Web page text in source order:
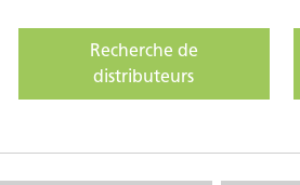
Recherche de
distributeurs